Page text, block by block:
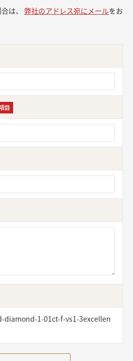
は、 弊社のアドレス宛にメールをお
目
1-01ct-f-vs1-3excellen